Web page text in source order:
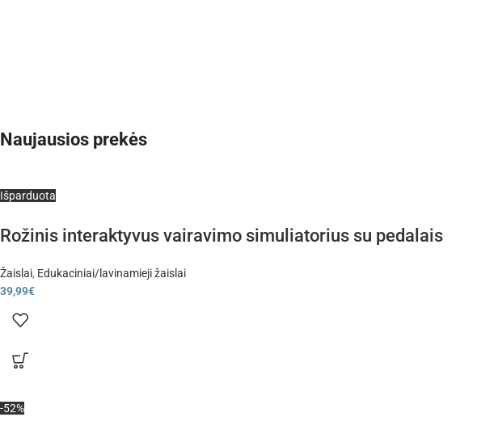
Naujausios prekės
Išparduota
Rožinis interaktyvus vairavimo simuliatorius su pedalais
Žaislai, Edukaciniai/lavinamieji žaislai
39,99€
-52%